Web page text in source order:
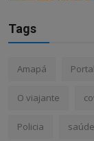
Tags
Amapá
O viajante
Policia saúde